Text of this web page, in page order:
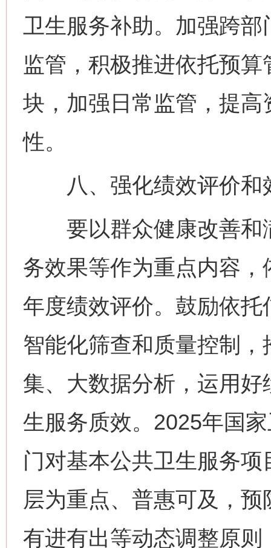
卫生服务补助。加强跨
监管，积极推进依托预
块，加强日常监管，提
性。
八、强化绩效评价和
要以群众健康改善和
务效果等作为重点内容
年度绩效评价。鼓励依
智能化筛查和质量控制
集、大数据分析，运用
生服务质效。2025年国
门对基本公共卫生服务
层为重点、普惠可及，
有进有出等动态调整原